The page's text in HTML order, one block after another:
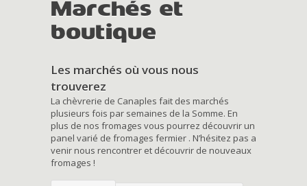
Marchés et
boutique
Les marchés où vous nous
trouverez
La chèvrerie de Canaples fait des marchés
plusieurs fois par semaines de la Somme. En
plus de nos fromages vous pourrez découvrir un
panel varié de fromages fermier . N’hésitez pas a
venir nous rencontrer et découvrir de nouveaux
fromages !